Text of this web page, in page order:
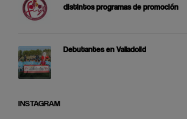
distintos programas de promoción
Debutantes en Valladolid
INSTAGRAM